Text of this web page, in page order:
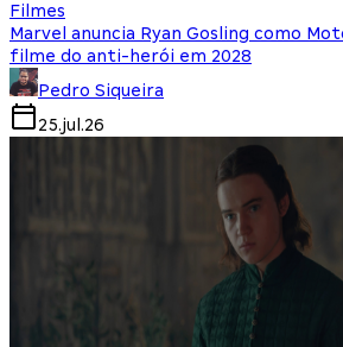
Filmes
Marvel anuncia Ryan Gosling como
filme do anti-herói em 2028
Pedro Siqueira
25.jul.26